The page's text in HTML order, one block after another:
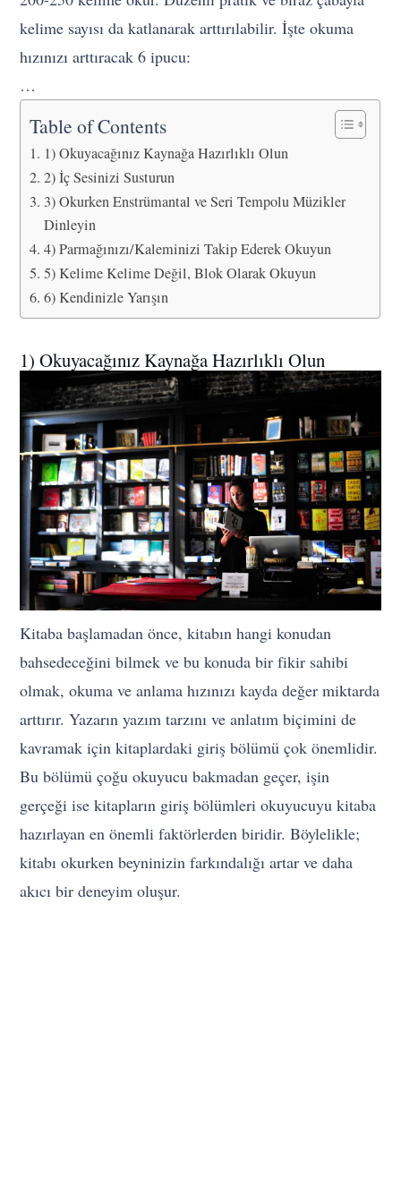
kelime sayısı da katlanarak arttırılabilir. İşte okuma
hızınızı arttıracak 6 ipucu:
…
Table of Contents
1) Okuyacağınız Kaynağa Hazırlıklı Olun
2) İç Sesinizi Susturun
3) Okurken Enstrümantal ve Seri Tempolu Müzikler
Dinleyin
4) Parmağınızı/Kaleminizi Takip Ederek Okuyun
5) Kelime Kelime Değil, Blok Olarak Okuyun
6) Kendinizle Yarışın
1) Okuyacağınız Kaynağa Hazırlıklı Olun
Kitaba başlamadan önce, kitabın hangi konudan
bahsedeceğini bilmek ve bu konuda bir fikir sahibi
olmak, okuma ve anlama hızınızı kayda değer miktarda
arttırır. Yazarın yazım tarzını ve anlatım biçimini de
kavramak için kitaplardaki giriş bölümü çok önemlidir.
Bu bölümü çoğu okuyucu bakmadan geçer, işin
gerçeği ise kitapların giriş bölümleri okuyucuyu kitaba
hazırlayan en önemli faktörlerden biridir. Böylelikle;
kitabı okurken beyninizin farkındalığı artar ve daha
akıcı bir deneyim oluşur.